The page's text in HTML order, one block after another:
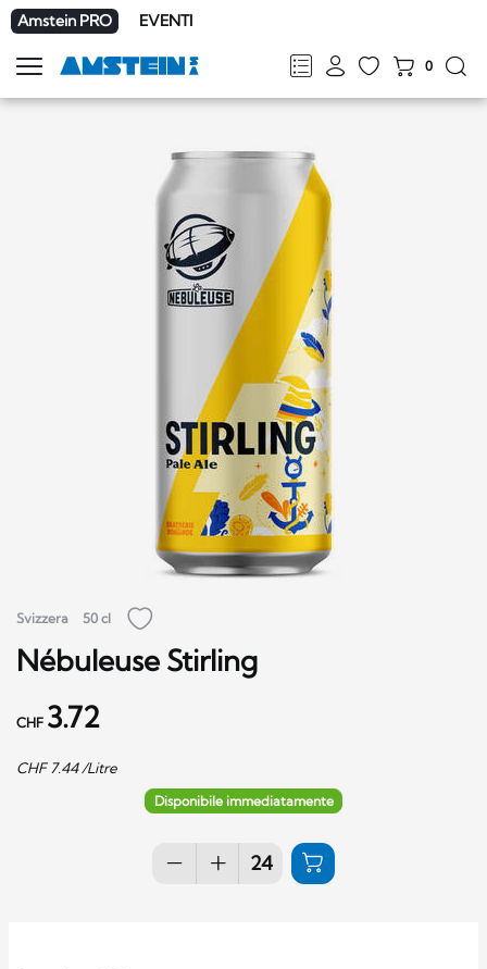
Amstein PRO EVENTI
FRDEENIT
0
Mostra
la
Svizzera 50 cl
Nébuleuse Stirling
CHF 3.72
CHF 7.44/Litre
Disponibile immediatamente